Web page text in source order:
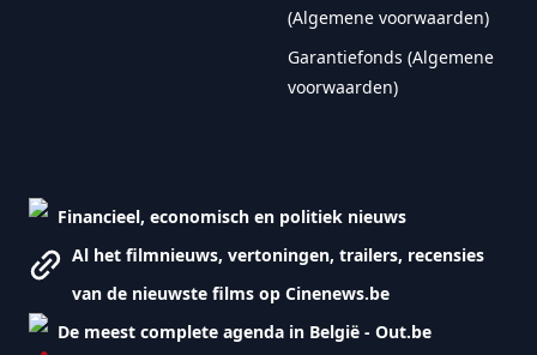
(Algemene voorwaarden)
Garantiefonds (Algemene
voorwaarden)
Financieel, economisch en politiek nieuws
Al het filmnieuws, vertoningen, trailers, recensies
van de nieuwste films op Cinenews.be
De meest complete agenda in België - Out.be